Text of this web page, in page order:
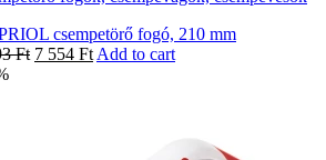
csempetörő fogó, 210 mm
Ft 7 554 Ft Add to cart